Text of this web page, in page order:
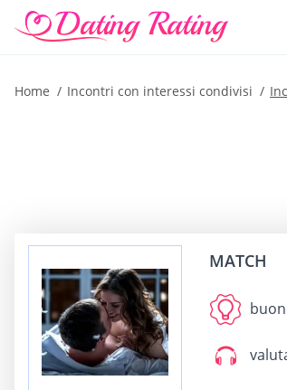
Home Incontri con interessi condivisi
MATCH